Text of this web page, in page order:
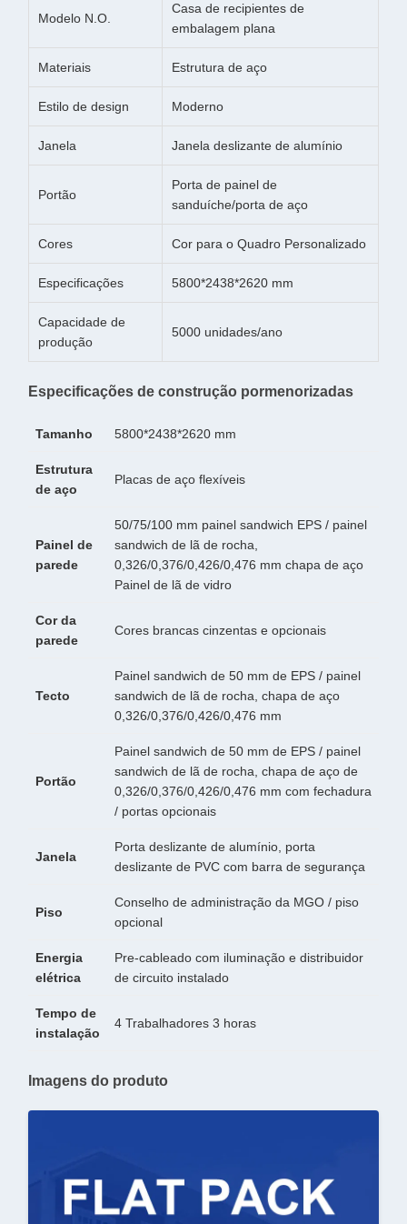
Modelo N.O.
Casa de recipientes de
embalagem plana
Materiais Estrutura de aço
Estilo de design Moderno
Janela Janela deslizante de alumínio
Portão
Porta de painel de
sanduíche/porta de aço
Cores Cor para o Quadro Personalizado
Especificações 5800*2438*2620 mm
Capacidade de
produção
5000 unidades/ano
Especificações de construção pormenorizadas
Tamanho 5800*2438*2620 mm
Estrutura
de aço
Placas de aço flexíveis
Painel de
parede
50/75/100 mm painel sandwich EPS / painel
sandwich de lã de rocha,
0,326/0,376/0,426/0,476 mm chapa de aço
Painel de lã de vidro
Cor da
parede
Cores brancas cinzentas e opcionais
Tecto
Painel sandwich de 50 mm de EPS / painel
sandwich de lã de rocha, chapa de aço
0,326/0,376/0,426/0,476 mm
Portão
Painel sandwich de 50 mm de EPS / painel
sandwich de lã de rocha, chapa de aço de
0,326/0,376/0,426/0,476 mm com fechadura
/ portas opcionais
Janela
Porta deslizante de alumínio, porta
deslizante de PVC com barra de segurança
Piso
Conselho de administração da MGO / piso
opcional
Energia
elétrica
Pre-cableado com iluminação e distribuidor
de circuito instalado
Tempo de
instalação
4 Trabalhadores 3 horas
Imagens do produto